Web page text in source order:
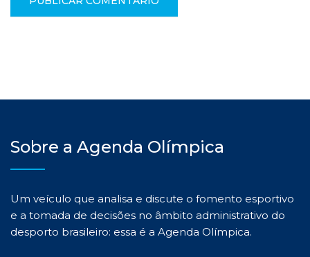
Sobre a Agenda Olímpica
Um veículo que analisa e discute o fomento esportivo
e a tomada de decisões no âmbito administrativo do
desporto brasileiro: essa é a Agenda Olímpica.